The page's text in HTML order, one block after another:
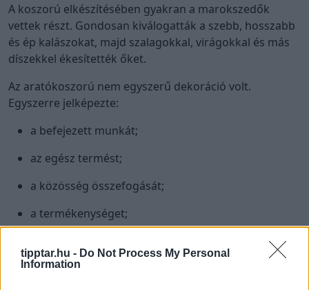
tipptar.hu - Do Not Process My Personal
Information
A koszorú elkészítésében gyakran a marokszedők
vettek részt. Gondosan kiválogatták a szebb, hosszabb
és ép kalászokat, majd szalagokkal, virágokkal és más
díszekkel ékesítették őket.
Az aratókoszorú nem egyszerű dekoráció volt.
Egyszerre jelképezte:
a befejezett munkát;
az egész termést;
a közösség összefogását;
a termékenységet;
A koszorút ünnepélyesen vitték a gazdához vagy a